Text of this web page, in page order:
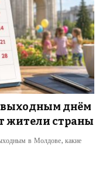
выходным днём
жители страны
в Молдове, какие